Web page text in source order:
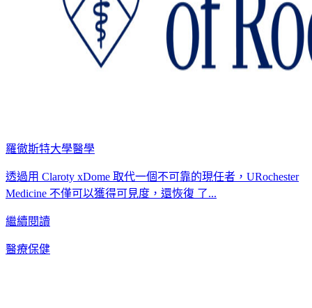
羅徹斯特大學醫學
透過用 Claroty xDome 取代一個不可靠的現任者，URochester
Medicine 不僅可以獲得可見度，還恢復 了...
繼續閱讀
醫療保健